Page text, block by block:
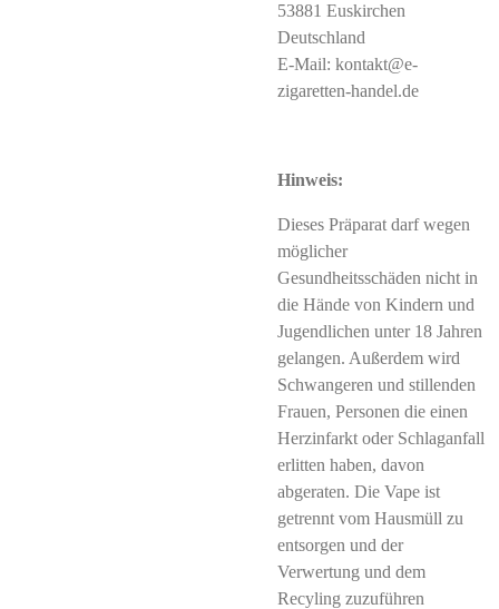
53881 Euskirchen
Deutschland
E-Mail: kontakt@e-
zigaretten-handel.de
Hinweis:
Dieses Präparat darf wegen
möglicher
Gesundheitsschäden nicht in
die Hände von Kindern und
Jugendlichen unter 18 Jahren
gelangen. Außerdem wird
Schwangeren und stillenden
Frauen, Personen die einen
Herzinfarkt oder Schlaganfall
erlitten haben, davon
abgeraten. Die Vape ist
getrennt vom Hausmüll zu
entsorgen und der
Verwertung und dem
Recyling zuzuführen